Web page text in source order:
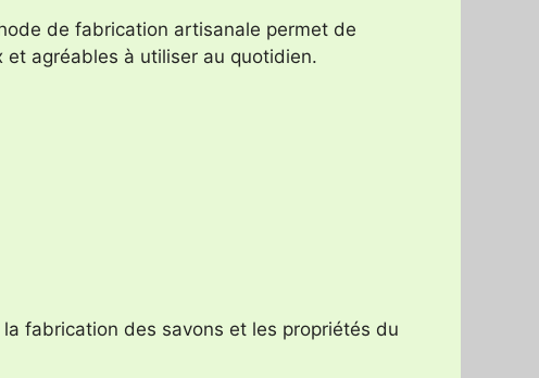
de fabrication artisanale permet de
et agréables à utiliser au quotidien.
fabrication des savons et les propriétés du